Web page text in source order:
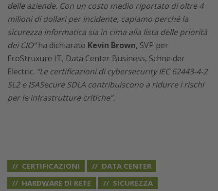
delle aziende. Con un costo medio riportato di oltre 4
milioni di dollari per incidente, capiamo perché la
sicurezza informatica sia in cima alla lista delle priorità
dei CIO”ha dichiarato Kevin Brown, SVP per
EcoStruxure IT, Data Center Business, Schneider
Electric. “Le certificazioni di cybersecurity IEC 62443-4-2
SL2 e ISASecure SDLA contribuiscono a ridurre i rischi
per le infrastrutture critiche”.
CERTIFICAZIONI
DATA CENTER
HARDWARE DI RETE
SICUREZZA